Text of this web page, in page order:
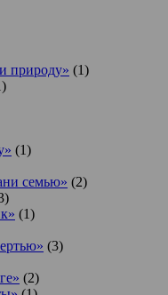
природу» (1)
(1)
семью» (2)
(1)
(3)
(2)